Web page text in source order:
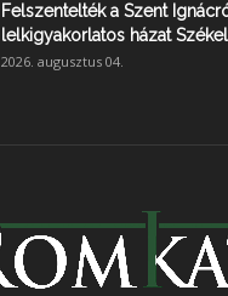
Felszentelték a Szent
lelkigyakorlatos házat
2026. augusztus 04.